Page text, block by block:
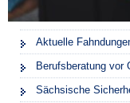
Aktuelle
Berufsberatung vor
Sächsische